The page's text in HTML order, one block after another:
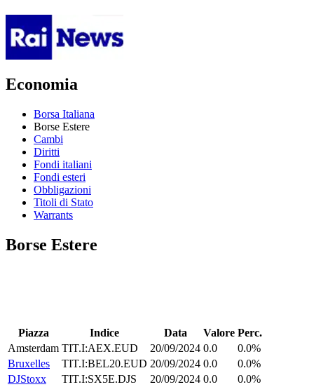
Economia
Borsa Italiana
Borse Estere
Cambi
Diritti
Fondi italiani
Fondi esteri
Obbligazioni
Titoli di Stato
Warrants
Borse Estere
Piazza Indice Data Valore Perc.
Amsterdam TIT.I:AEX.EUD 20/09/2024 0.0
0.0%
Bruxelles
TIT.I:BEL20.EUD 20/09/2024 0.0
0.0%
DJStoxx
TIT.I:SX5E.DJS 20/09/2024 0.0
0.0%